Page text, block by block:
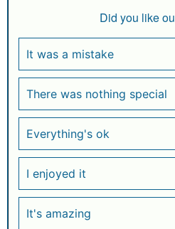
Did you like
It was a mistake
There was nothing special
Everything's ok
I enjoyed it
It's amazing